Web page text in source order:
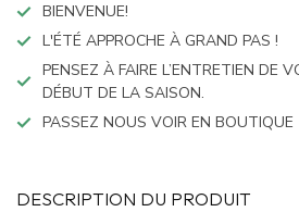
BIENVENUE!
L'ÉTÉ APPROCHE À GRAND PAS !
PENSEZ À FAIRE L’ENTRETIEN DE
DÉBUT DE LA SAISON.
PASSEZ NOUS VOIR EN BOUTIQUE
DESCRIPTION DU PRODUIT